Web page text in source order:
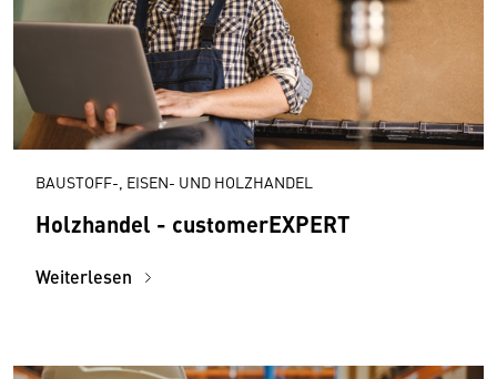
BAUSTOFF-, EISEN- UND HOLZHANDEL
Holzhandel - customerEXPERT
Weiterlesen